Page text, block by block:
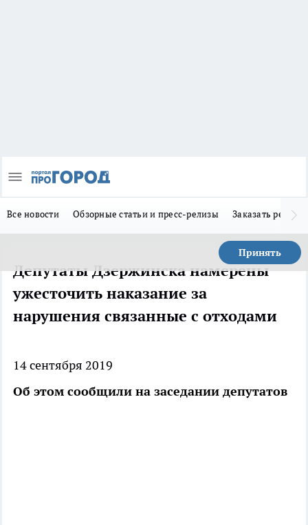
Все новости Обзорные статьи и пресс-релизы Заказать
Принять
Депутаты Дзержинска намерены
ужесточить наказание за
нарушения связанные с отходами
14 сентября 2019
Об этом сообщили на заседании депутатов